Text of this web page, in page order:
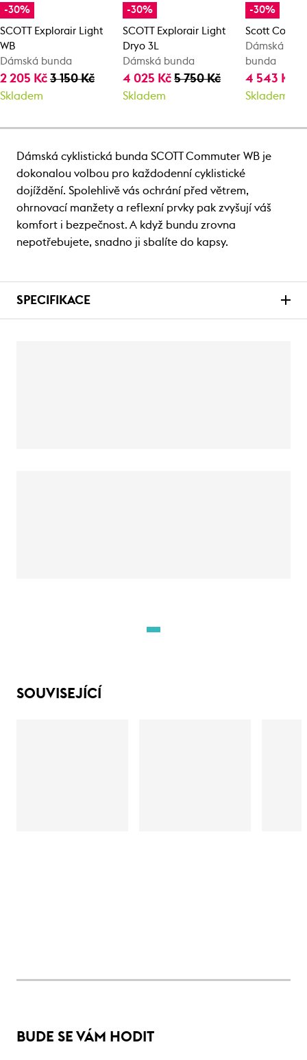
-30%
SCOTT Explorair Light
WB
Dámská bunda
2 205 Kč 3 150 Kč
Skladem
-30%
SCOTT Explorair Light
Dryo 3L
Dámská bunda
4 025 Kč5 750 Kč
Skladem
-30%
Scott
Dámská
bunda
4 543 Kč
Skladem
Dámská cyklistická bunda SCOTT Commuter WB je
dokonalou volbou pro každodenní cyklistické
dojíždění. Spolehlivě vás ochrání před větrem,
ohrnovací manžety a reflexní prvky pak zvyšují váš
komfort i bezpečnost. A když bundu zrovna
nepotřebujete, snadno ji sbalíte do kapsy.
SPECIFIKACE
SOUVISEJÍCÍ
BUDE SE VÁM HODIT